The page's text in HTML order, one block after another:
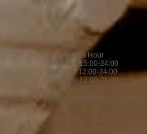
Business Hour
Weekday 15:00-24:00
Saturday 12:00-24:00
Sun+Holi 12:00-21:00
不定休（金曜日あたりが妖し